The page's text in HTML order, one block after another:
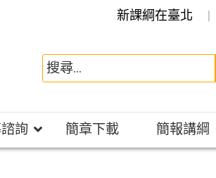
新課綱在臺北
詢 簡章下載 簡報講綱